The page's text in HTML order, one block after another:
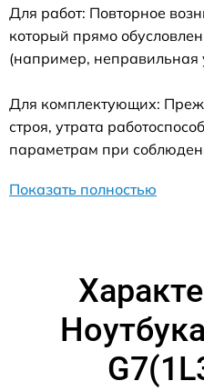
Для работ: Повторное
который прямо
(например, неправильная
Для комплектующих:
строя, утрата
параметрам при
Показать полностью